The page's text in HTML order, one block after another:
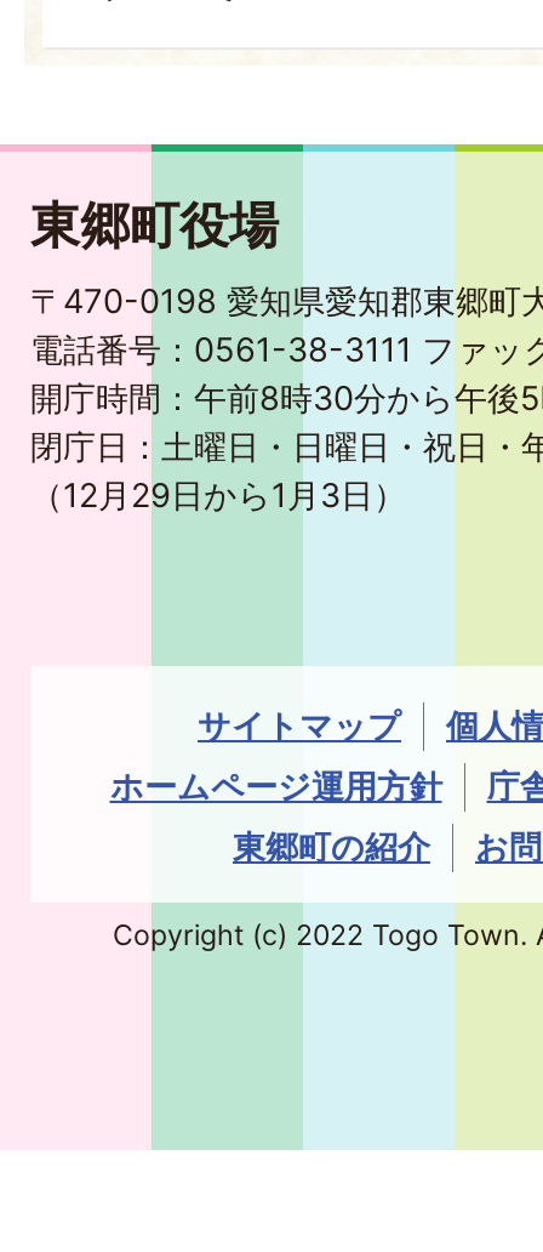
東郷町役場
〒470-0198 愛知県愛知郡東郷町
電話番号：0561-38-3111 ファ
開庁時間：午前8時30分から午後
閉庁日：土曜日・日曜日・祝日・
（12月29日から1月3日）
サイトマップ
個人
ホームページ運用方針
庁
東郷町の紹介
お
Copyright (c) 2022 Togo Town.